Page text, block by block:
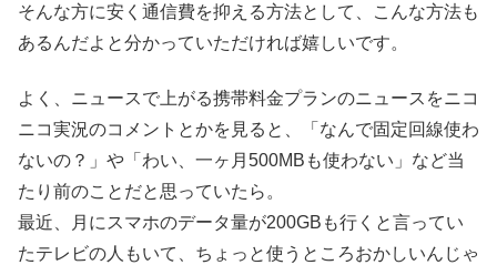
そんな方に安く通信費を抑える方法として、こんな方法も
あるんだよと分かっていただければ嬉しいです。
よく、ニュースで上がる携帯料金プランのニュースをニコ
ニコ実況のコメントとかを見ると、「なんで固定回線使わ
ないの？」や「わい、一ヶ月500MBも使わない」など当
たり前のことだと思っていたら。
最近、月にスマホのデータ量が200GBも行くと言ってい
たテレビの人もいて、ちょっと使うところおかしいんじゃ